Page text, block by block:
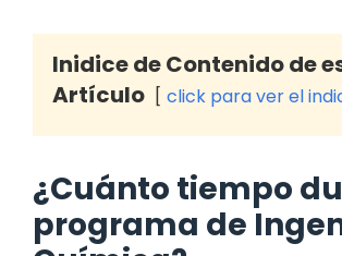
Inidice de Contenido de
Artículo
click para ver el
¿Cuánto tiempo
programa de